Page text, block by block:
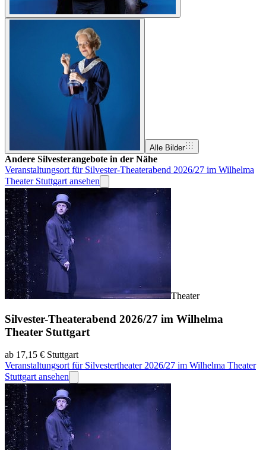
Alle Bilder
Andere Silvesterangebote in der Nähe
Veranstaltungsort für Silvester-Theaterabend 2026/27 im Wilhelma
Theater Stuttgart ansehen
Theater
Silvester-Theaterabend 2026/27 im Wilhelma
Theater Stuttgart
ab 17,15 € Stuttgart
Veranstaltungsort für Silvestertheater 2026/27 im Wilhelma Theater
Stuttgart ansehen